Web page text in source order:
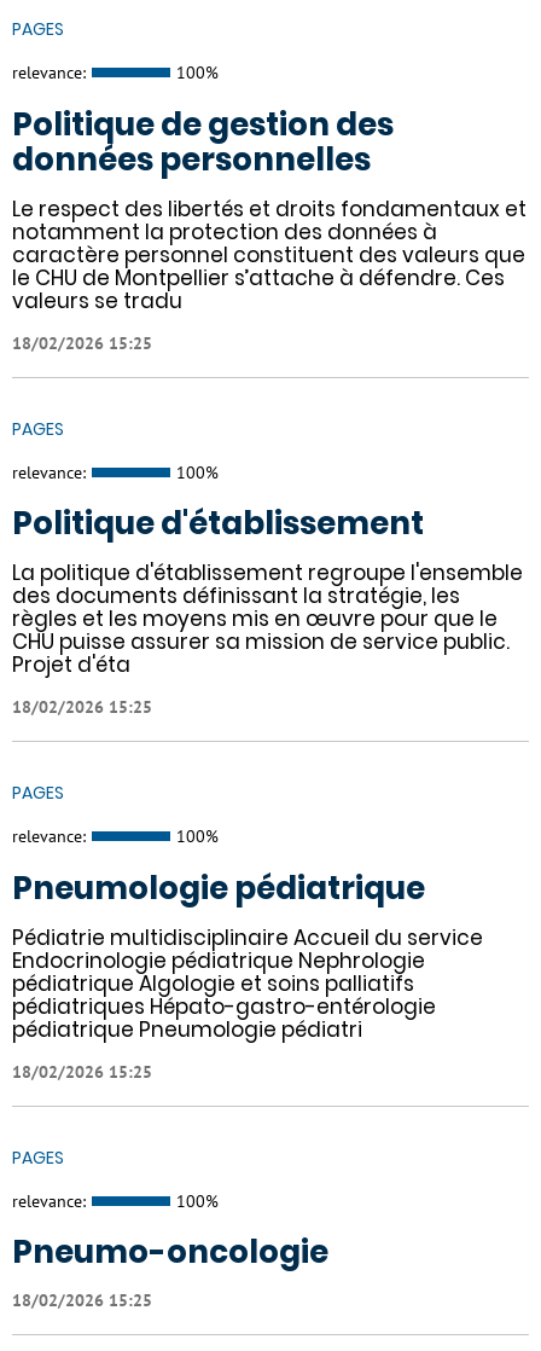
PAGES
relevance: 100%
Politique de gestion des
données personnelles
Le respect des libertés et droits fondamentaux et
notamment la protection des données à
caractère personnel constituent des valeurs que
le CHU de Montpellier s’attache à défendre. Ces
valeurs se tradu
18/02/2026 15:25
PAGES
relevance: 100%
Politique d'établissement
La politique d'établissement regroupe l'ensemble
des documents définissant la stratégie, les
règles et les moyens mis en œuvre pour que le
CHU puisse assurer sa mission de service public.
Projet d'éta
18/02/2026 15:25
PAGES
relevance: 100%
Pneumologie pédiatrique
Pédiatrie multidisciplinaire Accueil du service
Endocrinologie pédiatrique Nephrologie
pédiatrique Algologie et soins palliatifs
pédiatriques Hépato-gastro-entérologie
pédiatrique Pneumologie pédiatri
18/02/2026 15:25
PAGES
relevance: 100%
Pneumo-oncologie
18/02/2026 15:25